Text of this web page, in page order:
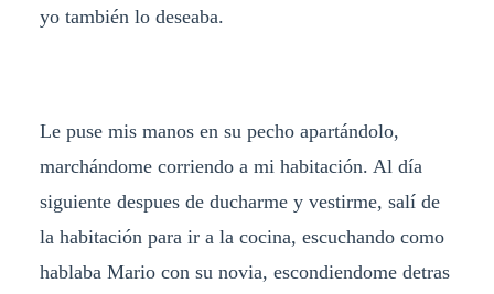
yo también lo deseaba.
Le puse mis manos en su pecho apartándolo,
marchándome corriendo a mi habitación. Al día
siguiente despues de ducharme y vestirme, salí de
la habitación para ir a la cocina, escuchando como
hablaba Mario con su novia, escondiendome detras